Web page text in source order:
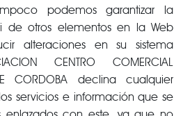
podemos garantizar la
de otros elementos en la Web
alteraciones en su sistema
CENTRO COMERCIAL
CORDOBA declina cualquier
servicios e información que se